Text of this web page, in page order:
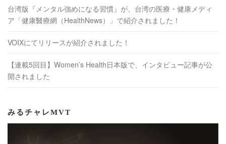
台湾版『メンタル強めになる習慣』が、台湾の医療・健康メディ
ア「健康醫療網（HealthNews）」で紹介されました！
VOIXにてリリースが紹介されました！
【連載5回目】Women’s Health日本版で、インタビュー記事が公
開されました
みるチャレMVT